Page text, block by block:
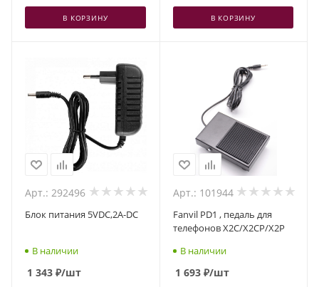
В КОРЗИНУ В КОРЗИНУ
Арт.: 292496
Блок питания 5VDC,2A-DC
В наличии
1 343 ₽/шт
Арт.: 101944
Fanvil PD1 , педаль для
телефонов X2C/X2CP/X2P
В наличии
1 693₽/шт